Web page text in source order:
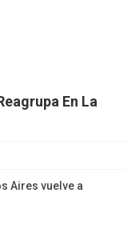
En La
Aires vuelve a